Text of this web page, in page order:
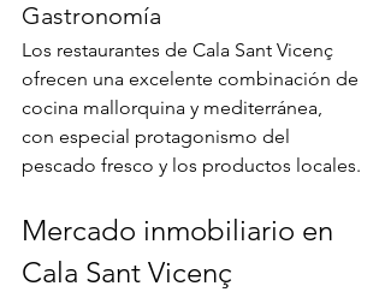
Gastronomía
Los restaurantes de Cala Sant Vicenç
ofrecen una excelente combinación de
cocina mallorquina y mediterránea,
con especial protagonismo del
pescado fresco y los productos locales.
Mercado inmobiliario en
Cala Sant Vicenç